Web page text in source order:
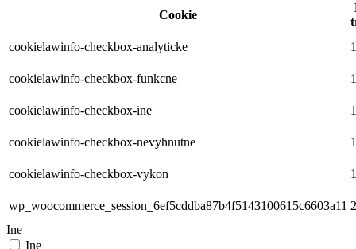
Cookie
cookielawinfo-checkbox-analyticke
cookielawinfo-checkbox-funkcne
cookielawinfo-checkbox-ine
cookielawinfo-checkbox-nevyhnutne
cookielawinfo-checkbox-vykon
wp_woocommerce_session_6ef5cddba87b4f5143100615c6603a11
Ine
Ine